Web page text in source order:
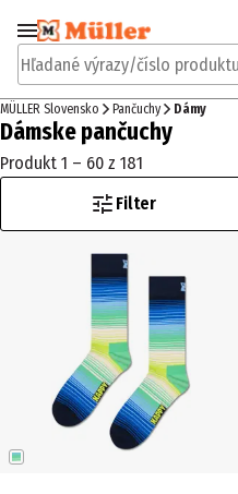
Prejsť na navigáciu
Hľadané výrazy/číslo produktu
MÜLLER Slovensko Pančuchy Dámy
Dámske pančuchy
Produkt 1 – 60 z 181
Filter